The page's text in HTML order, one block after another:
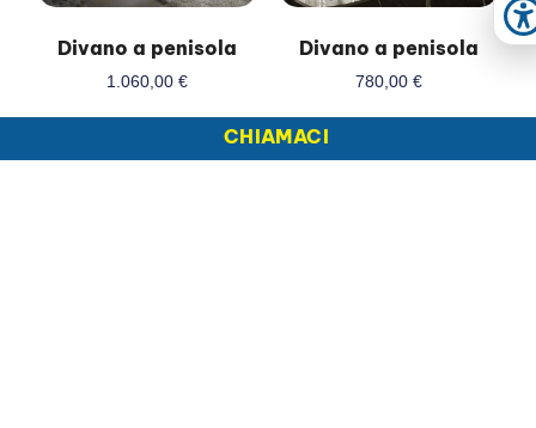
Divano a penisola
1.060,00 €
Aggiungi Al Carrello
Divano a penisola
780,00€
Aggiungi Al Carrello
CHIAMACI